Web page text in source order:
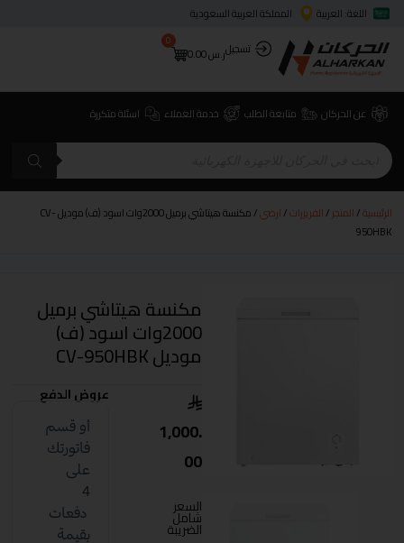
اللغة: العربية
المملكة العربية السعودية
تسجيلر.س0.00
0
عن الحركان متابعة الطلب خدمة العملاء اسئلة متكررة
الرئيسية/المتجر/الفريزرات/ارضي
/ مكنسة هيتاشي برميل 2000وات اسود (ف) موديل CV-
950HBK
مكنسة هيتاشي برميل
2000وات اسود (ف)
موديل CV-950HBK
1,000.
00
السعر
شامل
الضريبة
عروض الدفع